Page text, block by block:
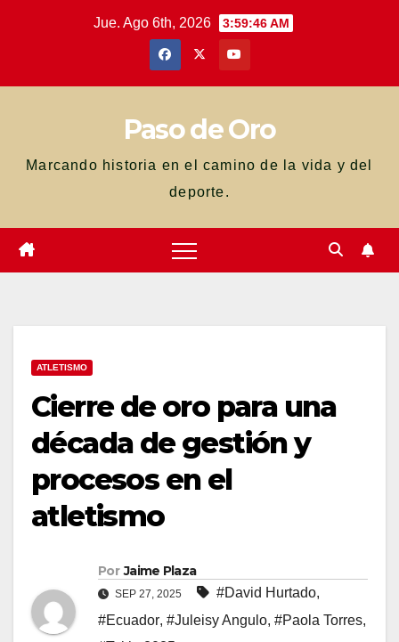
Jue. Ago 6th, 2026 3:59:48 AM
Paso de Oro
Marcando historia en el camino de la vida y del
deporte.
ATLETISMO
Cierre de oro para una
década de gestión y
procesos en el
atletismo
Por Jaime Plaza
SEP 27, 2025 #David Hurtado,
#Ecuador, #Juleisy Angulo, #Paola Torres,